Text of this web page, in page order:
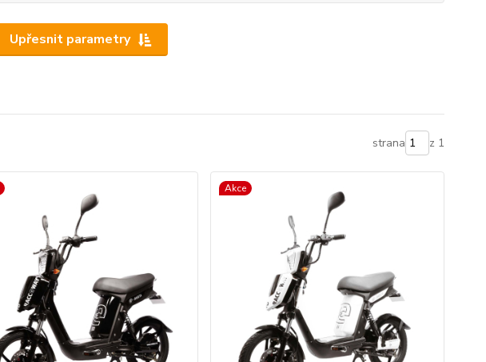
Upřesnit parametry
strana z 1
Akce